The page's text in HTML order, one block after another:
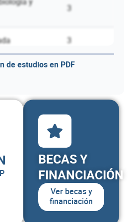
3
3
de
CRÉDITOS
4
de estudios en PDF
BECAS Y
FINANCIACIÓN
Ver becas y
financiación